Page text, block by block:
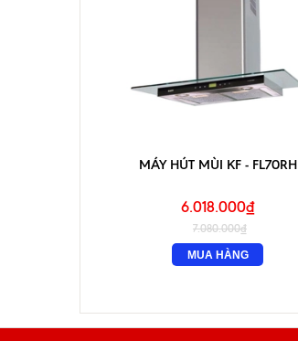
MÁY HÚT MÙI KF - FL70RH
6.018.000₫
7.080.000₫
MUA HÀNG